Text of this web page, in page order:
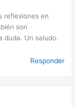
reflexiones en
son
duda. Un saludo.
Responder